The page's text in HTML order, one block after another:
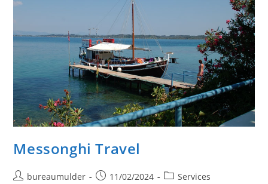
Messonghi Travel
Berichtbureaumulder
Bericht11/02/2024 Berichtcategorie:
Services